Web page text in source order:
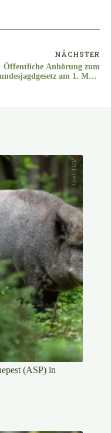
NÄCHSTER
Öffentliche Anhörung zum
am 1. März
Grell/DJV
(ASP) in